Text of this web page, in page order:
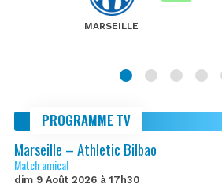
MARSEILLE
PROGRAMME TV
Marseille – Athletic Bilbao
Match amical
dim 9 Août 2026 à 17h30